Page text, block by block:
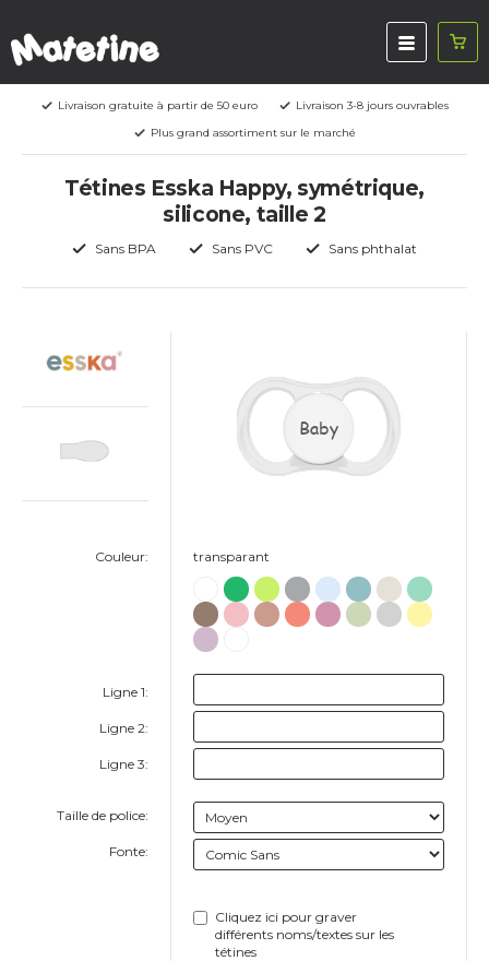
Livraison gratuite à partir de 50 euro
Livraison 3-8 jours ouvrables
Plus grand assortiment sur le marché
Tétines Esska Happy, symétrique,
silicone, taille 2
Sans BPA Sans PVC Sans phthalat
Couleur:
Ligne 1:
Ligne 2:
Ligne 3:
Taille de police:
Fonte:
Baby
transparant
Cliquez ici pour graver
différents noms/textes sur les
tétines